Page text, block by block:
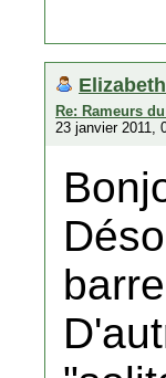
Re: Rameurs
23 janvier 2011,